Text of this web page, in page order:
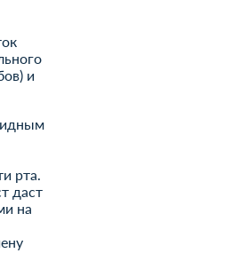
и
рта.
даст
на